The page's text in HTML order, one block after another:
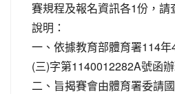
賽規程及報名資訊各1份，請
說明：
一、依據教育部體育署114
(三)字第1140012282A號函辦
二、旨揭賽會由體育署委請